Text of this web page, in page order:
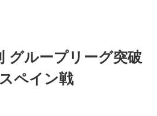
グループリーグ突破
ペイン戦